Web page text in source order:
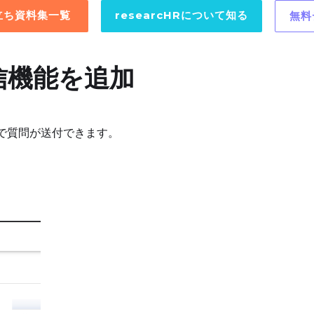
資料集一覧 researcHRについて知る 無
能を追加
問が送付できます。